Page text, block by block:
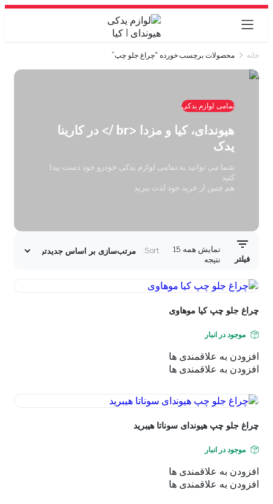
خانه محصولات برچسب خورده “چراغ جلو چپ”
تمامی لوازم یدکی
هیوندای، کیا و مزدا <br /> در کارینا
یدک
شما می توانید به تمامی لوازم یدکی خودرو خود دست پیدا
کنید
هم چنین از خرید خود لذت ببرید
فیلتر
نمایش همه 15
نتیجه
اساس
جدیدترین
Sort:
چراغ جلو چپ کیا موهاوی
موجود در انبار
افزودن به علاقمندی ها
افزودن به علاقمندی ها
چراغ جلو چپ هیوندای سوناتا هیبرید
موجود در انبار
افزودن به علاقمندی ها
افزودن به علاقمندی ها